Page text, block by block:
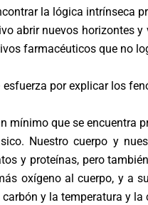
la lógica intrínseca
abrir nuevos horizontes
farmacéuticos que no
por explicar los
mínimo que se encuentra
Nuestro cuerpo y
y proteínas, pero
oxígeno al cuerpo, y a
y la temperatura y